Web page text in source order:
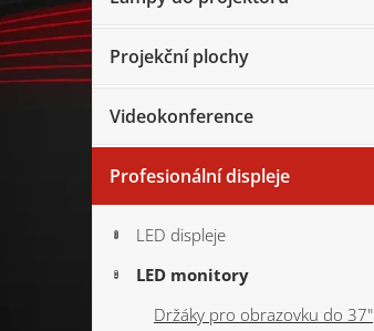
Projekční plochy
Videokonference
Profesionální displeje
LED displeje
LED monitory
Držáky pro obrazovku do 37"